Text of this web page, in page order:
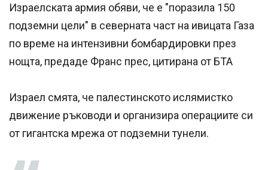
Израелската армия обяви, че е "поразила 150
подземни цели" в северната част на ивицата Газа
по време на интензивни бомбардировки през
нощта, предаде Франс прес, цитирана от БТА
Израел смята, че палестинското ислямистко
движение ръководи и организира операциите си
от гигантска мрежа от подземни тунели.